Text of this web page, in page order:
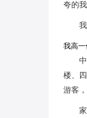
夸的
我高一
楼、
游客